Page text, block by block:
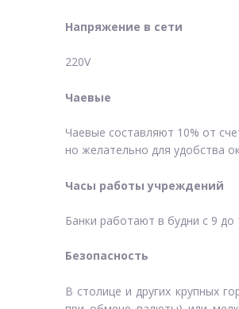
Напряжение в сети
220V
Чаевые
Чаевые составляют 10% от
но желательно для удобства
Часы работы учреждений
Банки работают в будни с 9
Безопасность
В столице и других крупных